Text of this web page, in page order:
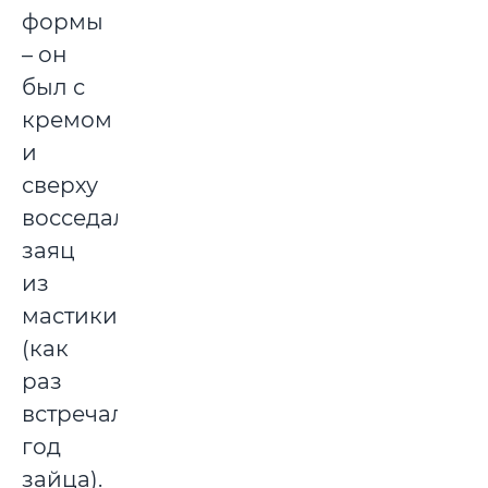
формы
– он
был с
кремом
и
сверху
восседал
заяц
из
мастики
(как
раз
встречали
год
зайца).